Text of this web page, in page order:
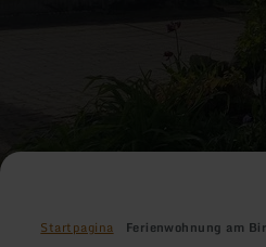
Startpagina Ferienwohnung am